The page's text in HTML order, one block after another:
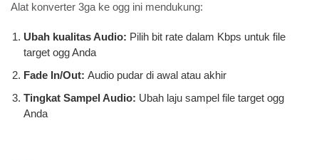
Alat konverter 3ga ke ogg ini mendukung:
Ubah kualitas Audio: Pilih bit rate dalam Kbps untuk file
target ogg Anda
Fade In/Out: Audio pudar di awal atau akhir
Tingkat Sampel Audio: Ubah laju sampel file target ogg
Anda